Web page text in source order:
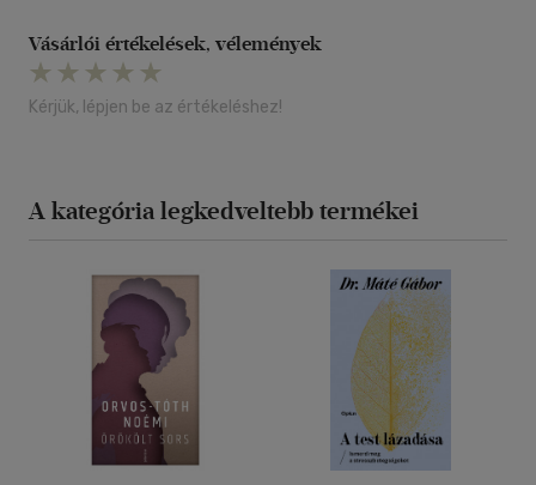
Vásárlói értékelések, vélemények
Kérjük, lépjen be az értékeléshez!
A kategória legkedveltebb termékei